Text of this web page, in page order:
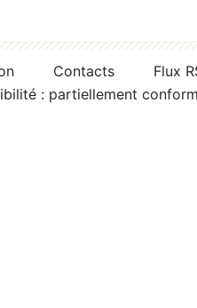
Contacts
Flux
: partiellement